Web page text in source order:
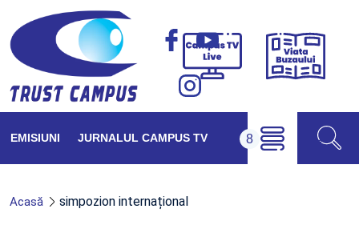
Campus
Viața
EMISIUNI JURNALUL CAMPUS TV
Acasă simpozion internațional